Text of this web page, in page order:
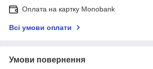
Оплата на картку Monobank
Всі умови оплати
Умови повернення